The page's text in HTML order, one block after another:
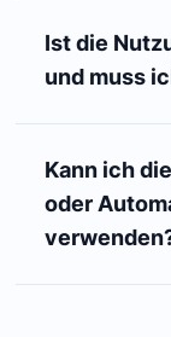
Ist die
und muss
Kann ich
oder